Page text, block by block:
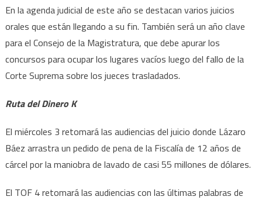
En la agenda judicial de este año se destacan varios juicios
orales que están llegando a su fin. También será un año clave
para el Consejo de la Magistratura, que debe apurar los
concursos para ocupar los lugares vacíos luego del fallo de la
Corte Suprema sobre los jueces trasladados.
Ruta del Dinero K
El miércoles 3 retomará las audiencias del juicio donde Lázaro
Báez arrastra un pedido de pena de la Fiscalía de 12 años de
cárcel por la maniobra de lavado de casi 55 millones de dólares.
El TOF 4 retomará las audiencias con las últimas palabras de